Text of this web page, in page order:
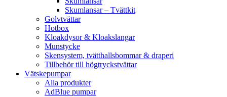
Skumlansar – Tvättkit
Golvtvättar
Hotbox
Kloakdysor & Kloakslangar
Munstycke
Skensystem, tvätthallsbommar & draperi
Tillbehör till högtryckstvättar
Vätskepumpar
Alla produkter
AdBlue pumpar